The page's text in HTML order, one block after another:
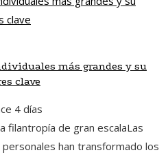
más grandes y su
clave
4 días
filantropía de gran escalaLas
han transformado los